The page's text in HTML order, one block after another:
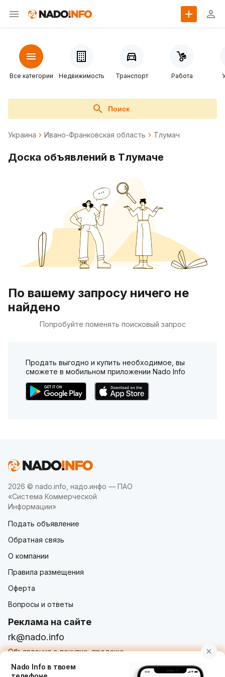
Все категории Недвижимость Транспорт Работа
Поиск
Украина Ивано-Франковская область Тлумач
Доска объявлений в Тлумаче
По вашему запросу ничего не
найдено
Попробуйте поменять поисковый запрос
Продать выгодно и купить необходимое, вы
сможете в мобильном приложении Nado Info
2026 © nado.info, надо.инфо — ПАО
«Система Коммерческой
Информации»
Подать объявление
Обратная связь
О компании
Правила размещения
Оферта
Вопросы и ответы
Реклама на сайте
rk@nado.info
Объявления о покупке, продаже,
услугах от частных лиц и организаций
Nado Info в твоем